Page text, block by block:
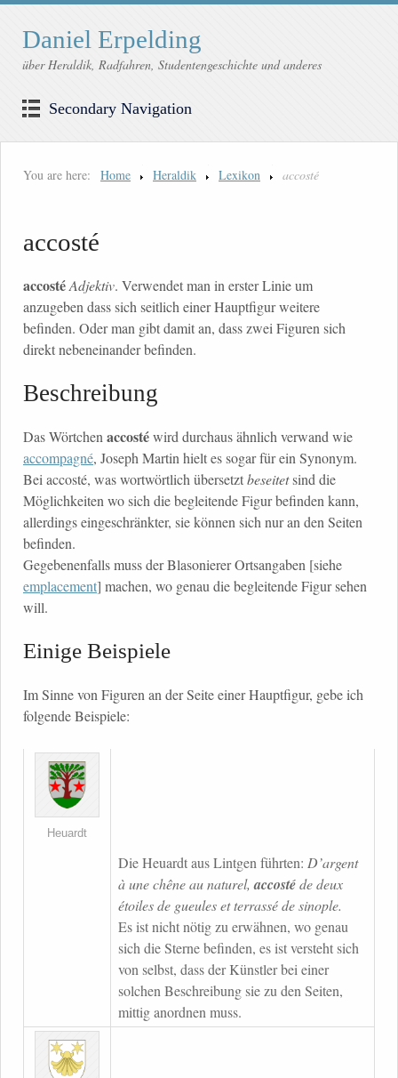
Daniel Erpelding
über Heraldik, Radfahren, Studentengeschichte und anderes
Secondary Navigation
You are here: Home Heraldik Lexikon accosté
accosté
accostéAdjektiv. Verwendet man in erster Linie um
anzugeben dass sich seitlich einer Hauptfigur weitere
befinden. Oder man gibt damit an, dass zwei Figuren sich
direkt nebeneinander befinden.
Beschreibung
Das Wörtchenaccostéwird durchaus ähnlich verwand wie
accompagné, Joseph Martin hielt es sogar für ein Synonym.
Bei accosté, was wortwörtlich übersetztbeseitetsind die
Möglichkeiten wo sich die begleitende Figur befinden kann,
allerdings eingeschränkter, sie können sich nur an den Seiten
befinden.
Gegebenenfalls muss der Blasonierer Ortsangaben [siehe
emplacement] machen, wo genau die begleitende Figur sehen
will.
Einige Beispiele
Im Sinne von Figuren an der Seite einer Hauptfigur, gebe ich
folgende Beispiele:
Heuardt
Die Heuardt aus Lintgen führten: D’argent
à une chêne au naturel,accostéde deux
étoiles de gueules et terrassé de sinople.
Es ist nicht nötig zu erwähnen, wo genau
sich die Sterne befinden, es ist versteht sich
von selbst, dass der Künstler bei einer
solchen Beschreibung sie zu den Seiten,
mittig anordnen muss.